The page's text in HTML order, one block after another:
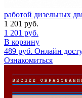
работой дизельных
1 201 руб.
1 201 руб.
В корзину
489 руб. Онлайн
Ознакомиться